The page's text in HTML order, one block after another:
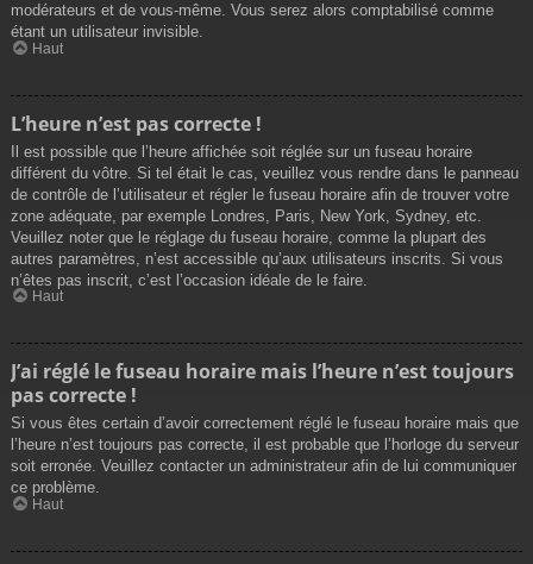
modérateurs et de vous-même. Vous serez alors comptabilisé comme
étant un utilisateur invisible.
Haut
L’heure n’est pas correcte !
Il est possible que l’heure affichée soit réglée sur un fuseau horaire
différent du vôtre. Si tel était le cas, veuillez vous rendre dans le panneau
de contrôle de l’utilisateur et régler le fuseau horaire afin de trouver votre
zone adéquate, par exemple Londres, Paris, New York, Sydney, etc.
Veuillez noter que le réglage du fuseau horaire, comme la plupart des
autres paramètres, n’est accessible qu’aux utilisateurs inscrits. Si vous
n’êtes pas inscrit, c’est l’occasion idéale de le faire.
Haut
J’ai réglé le fuseau horaire mais l’heure n’est toujours
pas correcte !
Si vous êtes certain d’avoir correctement réglé le fuseau horaire mais que
l’heure n’est toujours pas correcte, il est probable que l’horloge du serveur
soit erronée. Veuillez contacter un administrateur afin de lui communiquer
ce problème.
Haut